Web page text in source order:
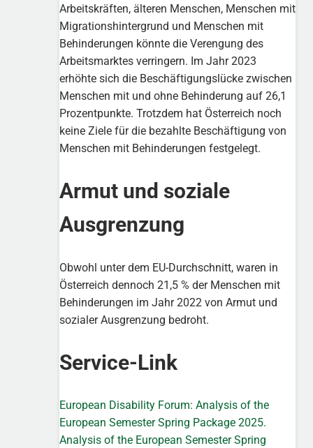
Arbeitskräften, älteren Menschen, Menschen mit
Migrationshintergrund und Menschen mit
Behinderungen könnte die Verengung des
Arbeitsmarktes verringern. Im Jahr 2023
erhöhte sich die Beschäftigungslücke zwischen
Menschen mit und ohne Behinderung auf 26,1
Prozentpunkte. Trotzdem hat Österreich noch
keine Ziele für die bezahlte Beschäftigung von
Menschen mit Behinderungen festgelegt.
Armut und soziale
Ausgrenzung
Obwohl unter dem EU-Durchschnitt, waren in
Österreich dennoch 21,5 % der Menschen mit
Behinderungen im Jahr 2022 von Armut und
sozialer Ausgrenzung bedroht.
Service-Link
European Disability Forum: Analysis of the
European Semester Spring Package 2025.
Analysis of the European Semester Spring